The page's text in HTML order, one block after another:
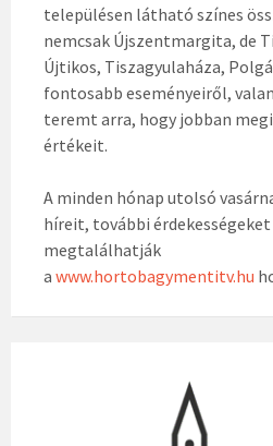
településen látható színes
nemcsak Újszentmargita, de
Újtikos, Tiszagyulaháza,
fontosabb eseményeiről,
teremt arra, hogy jobban
értékeit.
A minden hónap utolsó
híreit, további érdekességeket
megtalálhatják
a www.hortobagymentitv.hu